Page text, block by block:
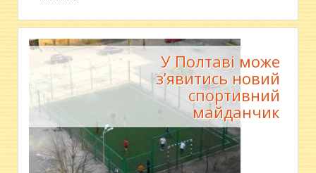
У Полтаві може
з’явитись новий
спортивний
майданчик